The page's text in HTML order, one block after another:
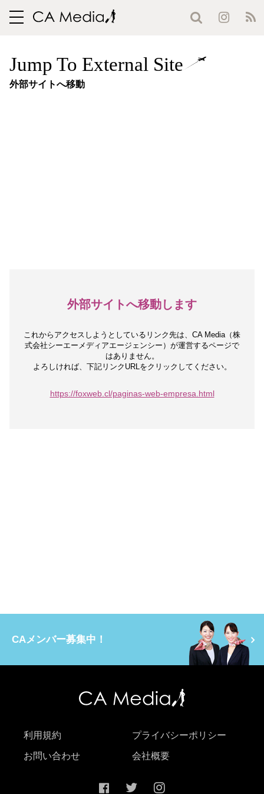
toggle
Jump To External Site
外部サイトへ移動
外部サイトへ移動します
これからアクセスしようとしているリンク先は、 CA Media（株
式会社シーエーメディアエージェンシー）が運営するページで
はありません。
よろしければ、下記リンクURLをクリックしてください。
https://foxweb.cl/paginas-web-empresa.html
CAメンバー募集中！
利用規約 プライバシーポリシー
お問い合わせ 会社概要